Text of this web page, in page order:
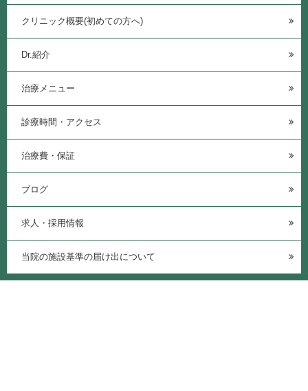
クリニック概要(初めての方へ)
Dr.紹介
治療メニュー
診療時間・アクセス
治療費・保証
ブログ
求人・採用情報
当院の施設基準の届け出について